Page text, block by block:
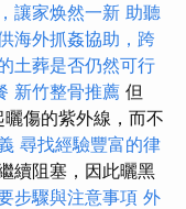
讓家焕然一新 助聽
海外抓姦協助，跨
土葬是否仍然可行
新竹整骨推薦 但
傷的紫外線，而不
尋找經驗豐富的律
續阻塞，因此曬黑
步驟與注意事項 外